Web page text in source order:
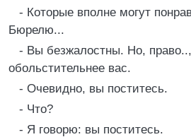
- Которые вполне могут
Бюрелю...
- Вы безжалостны. Но,
обольстительнее вас.
- Очевидно, вы поститесь.
- Что?
- Я говорю: вы поститесь.